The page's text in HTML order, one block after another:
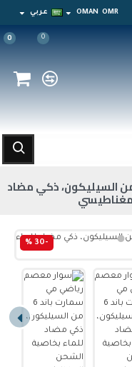
OMR
OMAN عربي
0
0
معصم رياضي مي سمارت باند 6 من السيليكون، ذكي مضاد
-30 %